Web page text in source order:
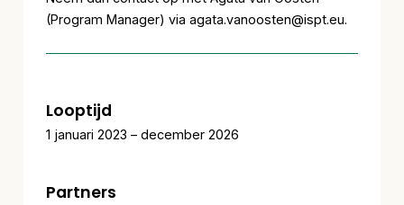
(Program Manager) via agata.vanoosten@ispt.eu.
Looptijd
1 januari 2023 – december 2026
Partners